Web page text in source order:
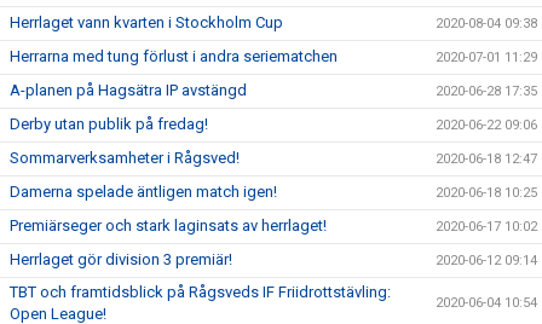
Herrlaget vann kvarten i Stockholm Cup 2020-08-04 09:38
Herrarna med tung förlust i andra seriematchen 2020-07-01 11:29
A-planen på Hagsätra IP avstängd 2020-06-28 17:35
Derby utan publik på fredag! 2020-06-22 09:06
Sommarverksamheter i Rågsved! 2020-06-18 12:47
Damerna spelade äntligen match igen! 2020-06-18 10:25
Premiärseger och stark laginsats av herrlaget! 2020-06-17 10:02
Herrlaget gör division 3 premiär! 2020-06-12 09:14
TBT och framtidsblick på Rågsveds IF Friidrottstävling:
Open League!
2020-06-04 10:54